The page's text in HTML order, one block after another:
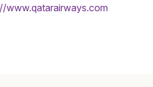
www.qatarairways.com